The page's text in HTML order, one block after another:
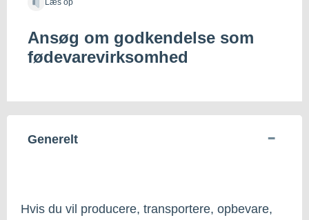
Læs op
Ansøg om godkendelse som
fødevarevirksomhed
Generelt
Hvis du vil producere, transportere, opbevare,